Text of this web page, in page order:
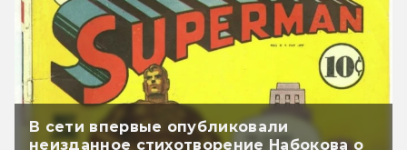
В сети впервые опубликовали
неизданное стихотворение Набокова о